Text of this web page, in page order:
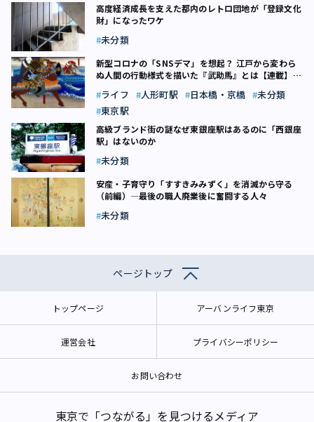
高度経済成長を支えた都内のレトロ団地が「登録文化
財」になったワケ
未分類
新型コロナの「SNSデマ」を想起？ 江戸から変わら
ぬ人間の行動様式を描いた『武助馬』とは【連載】東
ライフ 人形町駅 日本橋・京橋
未分類
東京駅
高級ブランド街の謎――なぜ東銀座駅はあるのに「西銀座
駅」はないのか
未分類
安産・子育守り「すすきみみずく」を消滅から守る
（前編）―最後の職人廃業後に奮闘する人々
未分類
ページトップ
トップページ アーバンライフ東京
運営会社 プライバシーポリシー
お問い合わせ
東京で「つながる」を見つけるメディア